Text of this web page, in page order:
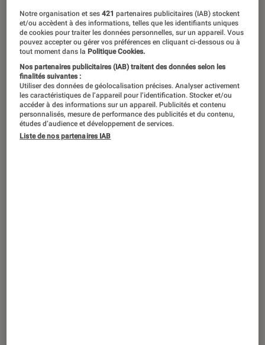
ChatGPT : l’application Mac ne chiffrait
pas les conversations (et c’est un gros
ACTU
Application • 04 juil. 2024
Notre organisation et ses421 partenaires publicitaires (IAB) stockent
et/ou accèdent à des informations, telles que les identifiants uniques
de cookies pour traiter les données personnelles, sur un appareil. Vous
pouvez accepter ou gérer vos préférences en cliquant ci-dessous ou à
tout moment dans la Politique Cookies.
Nos partenaires publicitaires (IAB) traitent des données selon les
finalités suivantes :
Utiliser des données de géolocalisation précises. Analyser activement
les caractéristiques de l’appareil pour l’identification. Stocker et/ou
accéder à des informations sur un appareil. Publicités et contenu
personnalisés, mesure de performance des publicités et du contenu,
études d’audience et développement de services.
Liste de nos partenaires IAB